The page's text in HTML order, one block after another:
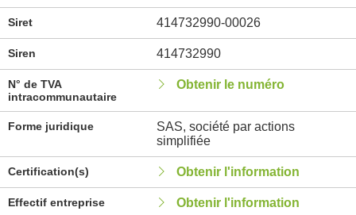
Siret 414732990-00026
Siren 414732990
N° de TVA
intracommunautaire
Obtenir le numéro
Forme juridique
SAS, société par actions
simplifiée
Certification(s) Obtenir l'information
Effectif entreprise Obtenir l'information